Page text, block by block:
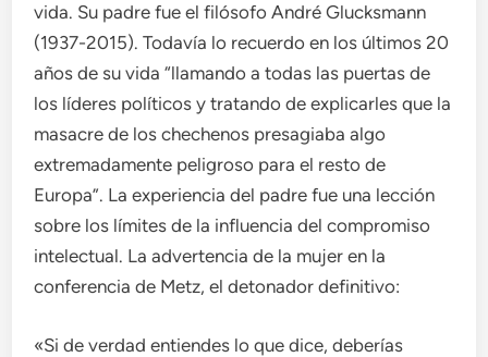
vida. Su padre fue el filósofo André Glucksmann
(1937-2015). Todavía lo recuerdo en los últimos 20
años de su vida “llamando a todas las puertas de
los líderes políticos y tratando de explicarles que la
masacre de los chechenos presagiaba algo
extremadamente peligroso para el resto de
Europa”. La experiencia del padre fue una lección
sobre los límites de la influencia del compromiso
intelectual. La advertencia de la mujer en la
conferencia de Metz, el detonador definitivo:
«Si de verdad entiendes lo que dice, deberías